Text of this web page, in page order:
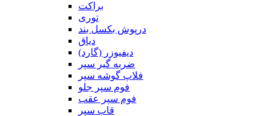
براکت
توری
درپوش بکسل بند
دیاق
دیفیوزر (گارد)
ضربه گیر سپر
فلاپ گوشه سپر
فوم سپر جلو
فوم سپر عقب
قاب سپر